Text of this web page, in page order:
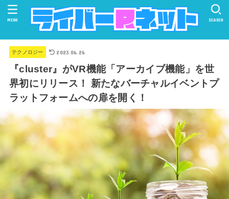
SEARCH
MENU
テクノロジー 2023.06.26
『cluster』がVR機能「アーカイブ機能」を世
界初にリリース！ 新たなバーチャルイベントプ
ラットフォームへの扉を開く！